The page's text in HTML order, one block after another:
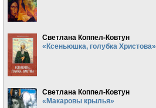
Светлана Коппел-Ковтун
«Ксеньюшка, голубка Христова»
Светлана Коппел-Ковтун
«Макаровы крылья»